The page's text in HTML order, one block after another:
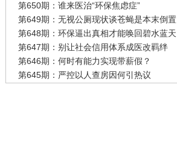
第650期：谁来医治“环保焦虑症”
第649期：无视公厕现状谈苍蝇是本末倒置
第648期：环保逼出真相才能唤回碧水蓝天
第647期：别让社会信用体系成医改羁绊
第646期：何时有能力实现带薪假？
第645期：严控以人查房因何引热议